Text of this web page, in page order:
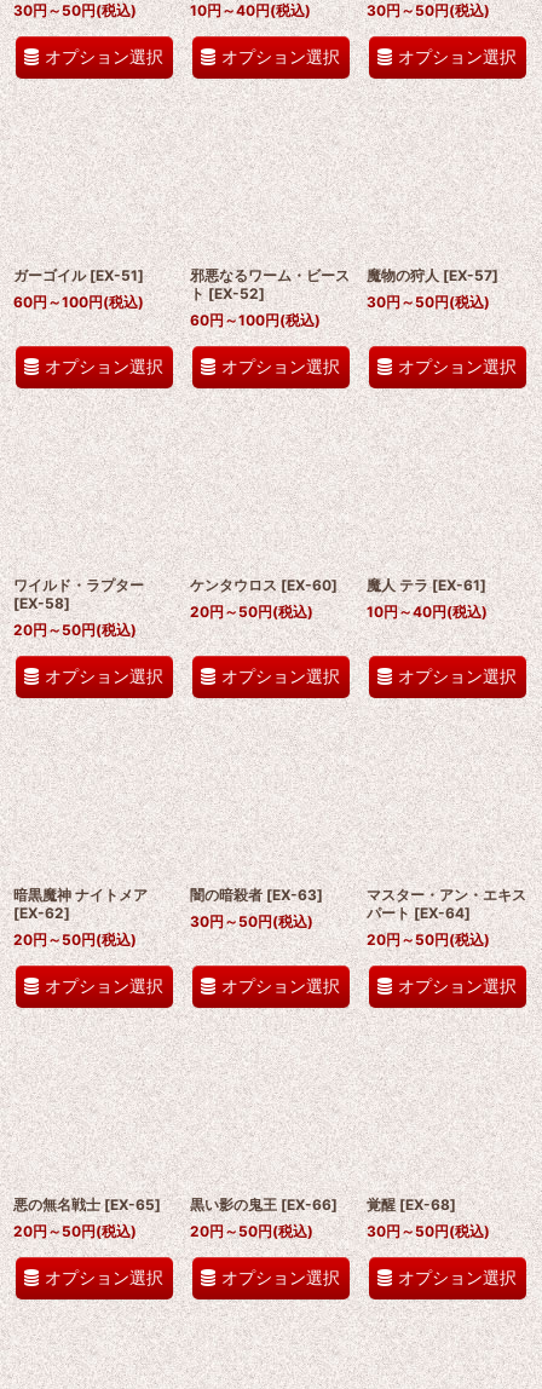
30円～50円(税込)
オプション選択
10円～40円(税込)
オプション選択
30円～50円(税込)
オプション選択
ガーゴイル [EX-51]
60円 ～100円(税込)
オプション選択
邪悪なるワーム・ビース
ト [EX-52]
60円～100円(税込)
オプション選択
魔物の狩人 [EX-57]
30円～50円(税込)
オプション選択
ワイルド・ラプター
[EX-58]
20円～50円(税込)
オプション選択
ケンタウロス [EX-60]
20円～50円(税込)
オプション選択
魔人 テラ [EX-61]
10円～40円(税込)
オプション選択
暗黒魔神 ナイトメア
[EX-62]
20円～50円(税込)
オプション選択
闇の暗殺者 [EX-63]
30円～50円(税込)
オプション選択
マスター・アン・エキス
パート [EX-64]
20円～50円(税込)
オプション選択
悪の無名戦士 [EX-65]
20円～50円(税込)
オプション選択
黒い影の鬼王 [EX-66]
20円～50円(税込)
オプション選択
覚醒 [EX-68]
30円 ～50円(税込)
オプション選択